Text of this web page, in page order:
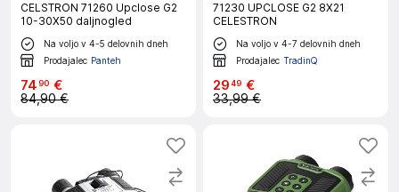
CELSTRON 71260 Upclose G2
10-30X50 daljnogled
Na voljo v 4-5 delovnih dneh
Prodajalec Panteh
7490 €
84,90 €
71230 UPCLOSE G2 8X21
CELESTRON
Na voljo v 4-7 delovnih dneh
Prodajalec TradinQ
2949 €
33,99 €